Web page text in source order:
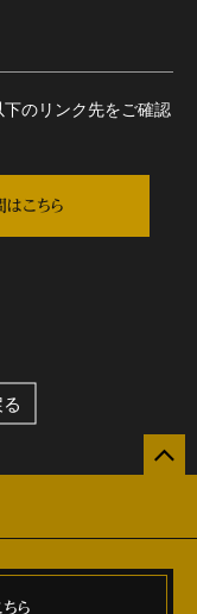
のリンク先をご確認
こちら
ら